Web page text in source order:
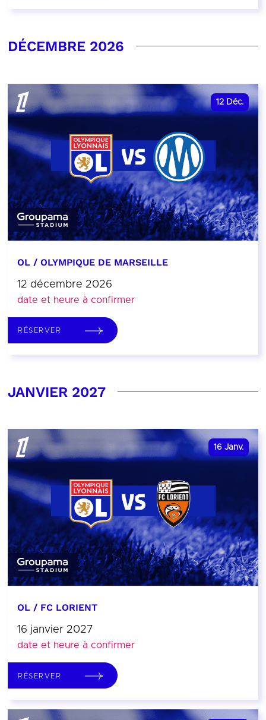
DÉCEMBRE 2026
12 Déc.
OL / OLYMPIQUE DE MARSEILLE
12 décembre 2026
date et heure à confirmer
RÉSERVER
JANVIER 2027
16 Janv.
OL / FC LORIENT
16 janvier 2027
date et heure à confirmer
RÉSERVER